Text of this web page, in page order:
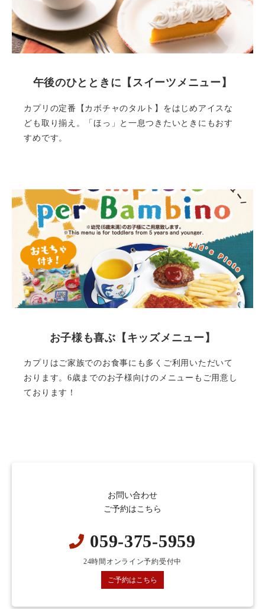
午後のひとときに【スイーツメニュー】
カプリの定番【カボチャのタルト】をはじめアイスな
ども取り揃え。「ほっ」と一息つきたいときにもおす
すめです。
お子様も喜ぶ【キッズメニュー】
カプリはご家族でのお食事にも多くご利用いただいて
おります。6歳までのお子様向けのメニューもご用意し
ております！
お問い合わせ
ご予約はこちら
059-375-5959
24時間オンライン予約受付中
ご予約はこちら